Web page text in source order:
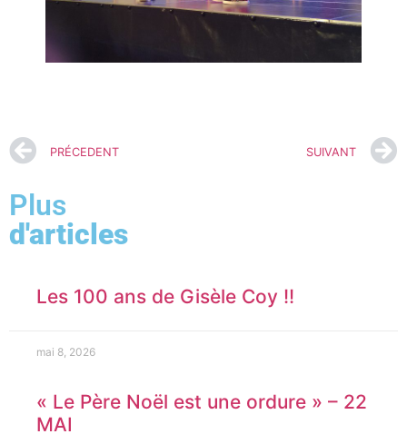
PRÉCEDENT SUIVANT
Plus
d'articles
Les 100 ans de Gisèle Coy !!
mai 8, 2026
« Le Père Noël est une ordure » – 22
MAI